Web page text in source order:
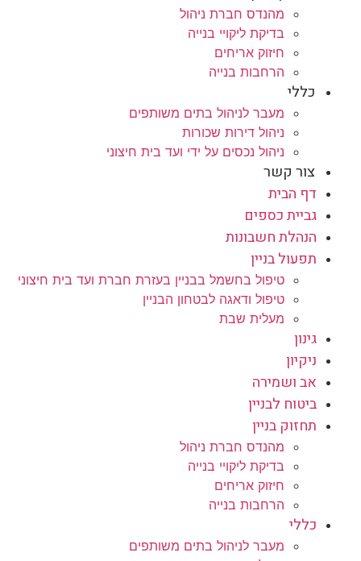
מהנדס חברת ניהול
בדיקת ליקויי בנייה
חיזוק אריחים
הרחבות בנייה
כללי
מעבר לניהול בתים משותפים
ניהול דירות שכורות
ניהול נכסים על ידי ועד בית חיצוני
צור קשר
דף הבית
גביית כספים
הנהלת חשבונות
תפעול בניין
טיפול בחשמל בבניין בעזרת חברת ועד בית חיצוני
טיפול ודאגה לבטחון הבניין
מעלית שבת
גינון
ניקיון
אב ושמירה
ביטוח לבניין
תחזוק בניין
מהנדס חברת ניהול
בדיקת ליקויי בנייה
חיזוק אריחים
הרחבות בנייה
כללי
מעבר לניהול בתים משותפים